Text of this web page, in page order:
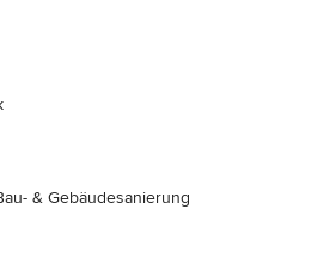
& Gebäudesanierung